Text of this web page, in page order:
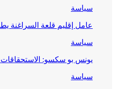
سياسة
عامل إقليم قلعة السراغنة يطلق
سياسة
يونس بو سكسو: الاستحقاقات
سياسة